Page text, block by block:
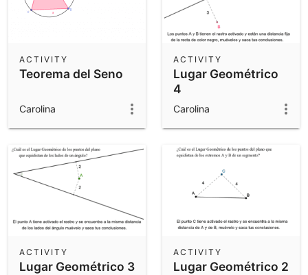
Teorema del Seno
ACTIVITY
Carolina
Lugar Geométrico
4
ACTIVITY
Carolina
Lugar Geométrico 3
ACTIVITY
Lugar Geométrico 2
ACTIVITY